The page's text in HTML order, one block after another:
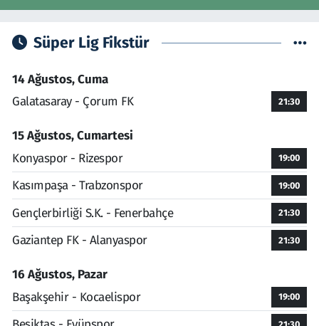
Süper Lig Fikstür
14 Ağustos, Cuma
Galatasaray - Çorum FK
21:30
15 Ağustos, Cumartesi
Konyaspor - Rizespor
19:00
Kasımpaşa - Trabzonspor 19:00
Gençlerbirliği S.K. - Fenerbahçe 21:30
Gaziantep FK - Alanyaspor 21:30
16 Ağustos, Pazar
Başakşehir - Kocaelispor
19:00